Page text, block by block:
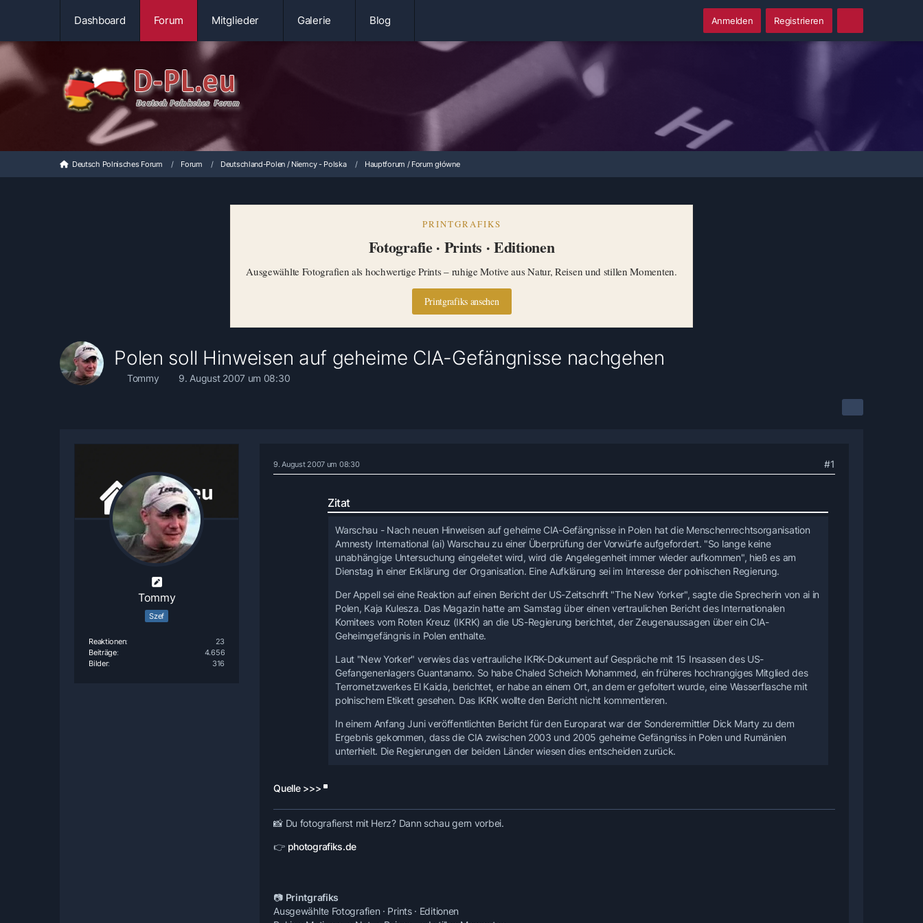
Dashboard Forum Mitglieder Galerie Blog Anmelden Registrieren
Deutsch Polnisches Forum Forum Deutschland-Polen / Niemcy - Polska Hauptforum / Forum główne
PRINTGRAFIKS
Fotografie · Prints · Editionen
Ausgewählte Fotografien als hochwertige Prints – ruhige Motive aus Natur, Reisen und stillen Momenten.
Printgrafiks ansehen
Polen soll Hinweisen auf geheime CIA-Gefängnisse nachgehen
Tommy 9. August 2007 um 08:30
Tommy
Szef
Reaktionen
23
Beiträge
4.656
Bilder
316
9. August 2007 um 08:30 #1
Zitat
Warschau - Nach neuen Hinweisen auf geheime CIA-Gefängnisse in Polen hat die Menschenrechtsorganisation
Amnesty International (ai) Warschau zu einer Überprüfung der Vorwürfe aufgefordert. "So lange keine
unabhängige Untersuchung eingeleitet wird, wird die Angelegenheit immer wieder aufkommen", hieß es am
Dienstag in einer Erklärung der Organisation. Eine Aufklärung sei im Interesse der polnischen Regierung.
Der Appell sei eine Reaktion auf einen Bericht der US-Zeitschrift "The New Yorker", sagte die Sprecherin von ai in
Polen, Kaja Kulesza. Das Magazin hatte am Samstag über einen vertraulichen Bericht des Internationalen
Komitees vom Roten Kreuz (IKRK) an die US-Regierung berichtet, der Zeugenaussagen über ein CIA-
Geheimgefängnis in Polen enthalte.
Laut "New Yorker" verwies das vertrauliche IKRK-Dokument auf Gespräche mit 15 Insassen des US-
Gefangenenlagers Guantanamo. So habe Chaled Scheich Mohammed, ein früheres hochrangiges Mitglied des
Terrornetzwerkes El Kaida, berichtet, er habe an einem Ort, an dem er gefoltert wurde, eine Wasserflasche mit
polnischem Etikett gesehen. Das IKRK wollte den Bericht nicht kommentieren.
In einem Anfang Juni veröffentlichten Bericht für den Europarat war der Sonderermittler Dick Marty zu dem
Ergebnis gekommen, dass die CIA zwischen 2003 und 2005 geheime Gefängniss in Polen und Rumänien
unterhielt. Die Regierungen der beiden Länder wiesen dies entscheiden zurück.
Quelle >>>
📸 Du fotografierst mit Herz? Dann schau gern vorbei.
👉 photografiks.de
📷 Printgrafiks
Ausgewählte Fotografien · Prints · Editionen